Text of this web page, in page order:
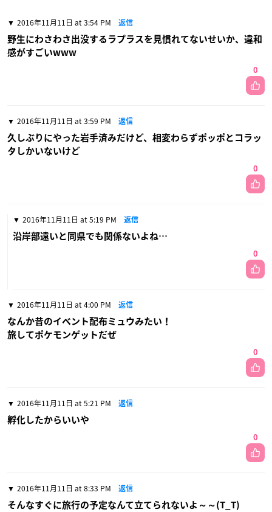
2016年11月11日 at 3:54 PM 返信
野生にわさわさ出没するラプラスを見慣れてないせいか、違和
感がすごいwww
0
2016年11月11日 at 3:59 PM 返信
久しぶりにやった岩手済みだけど、相変わらずポッポとコラッ
タしかいないけど
0
2016年11月11日 at 5:19 PM 返信
沿岸部遠いと同県でも関係ないよね…
0
2016年11月11日 at 4:00 PM 返信
なんか昔のイベント配布ミュウみたい！
旅してポケモンゲットだぜ
0
2016年11月11日 at 5:21 PM 返信
孵化したからいいや
0
2016年11月11日 at 8:33 PM 返信
そんなすぐに旅行の予定なんて立てられないよ～～(T_T)